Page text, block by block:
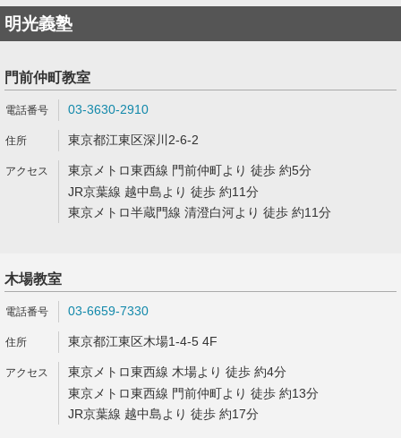
明光義塾
門前仲町教室
03-3630-2910
東京都江東区深川2-6-2
東京メトロ東西線 門前仲町より 徒歩 約5分
JR京葉線 越中島より 徒歩 約11分
東京メトロ半蔵門線 清澄白河より 徒歩 約11分
木場教室
03-6659-7330
東京都江東区木場1-4-5 4F
東京メトロ東西線 木場より 徒歩 約4分
東京メトロ東西線 門前仲町より 徒歩 約13分
JR京葉線 越中島より 徒歩 約17分